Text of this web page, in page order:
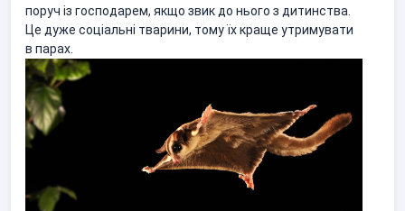
поруч із господарем, якщо звик до нього з дитинства.
Це дуже соціальні тварини, тому їх краще утримувати
в парах.